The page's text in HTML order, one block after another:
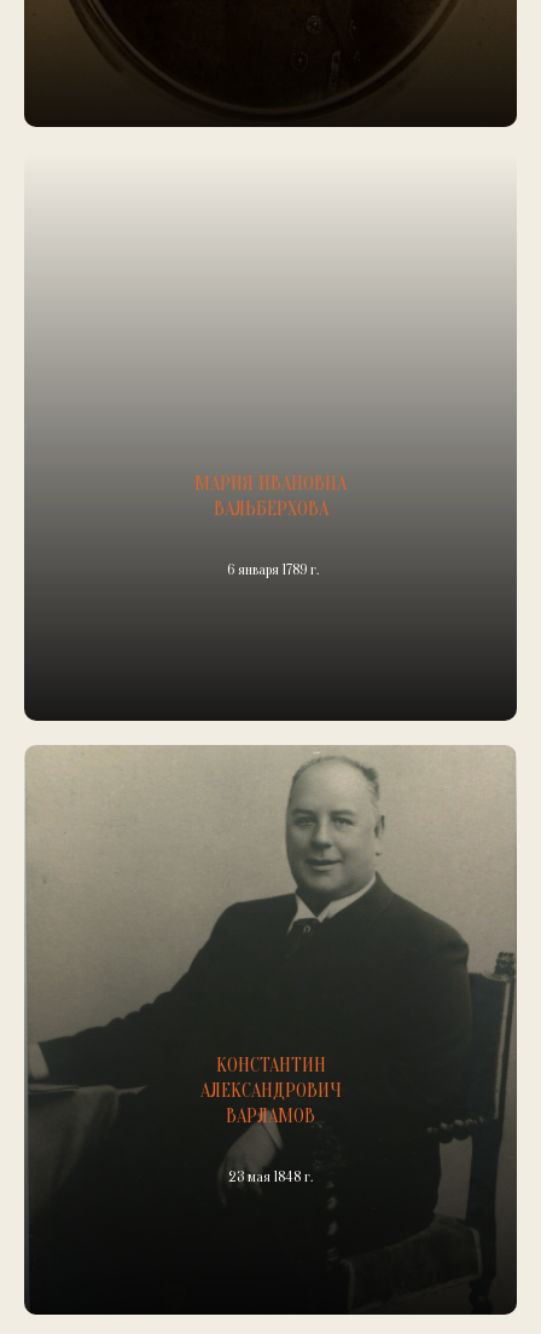
МАРИЯ ИВАНОВНА
ВАЛЬБЕРХОВА
6 января 1789 г.
КОНСТАНТИН
АЛЕКСАНДРОВИЧ
ВАРЛАМОВ
23 мая 1848 г.